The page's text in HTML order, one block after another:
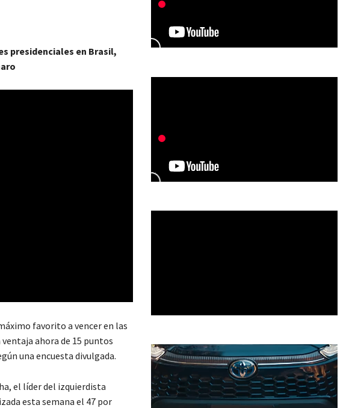
presidenciales en Brasil,
favorito a vencer en las
ahora de 15 puntos
una encuesta divulgada.
el líder del izquierdista
esta semana el 47 por